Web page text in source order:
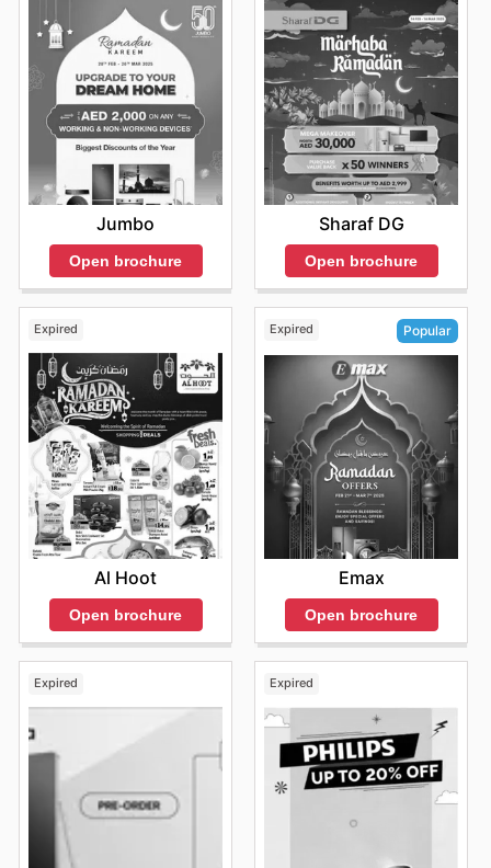
Jumbo
Open brochure
Sharaf DG
Open brochure
Expired
Al Hoot
Open brochure
Expired Popular
Emax
Open brochure
Expired Expired